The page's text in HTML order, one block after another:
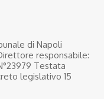
di Napoli
responsabile:
Testata
legislativo 15